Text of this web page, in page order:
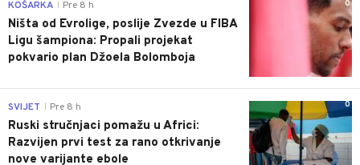
0
KOŠARKA Pre 8 h
Ništa od Evrolige, poslije Zvezde u FIBA
Ligu šampiona: Propali projekat
pokvario plan Džoela Bolomboja
0
SVIJET Pre 8 h
Ruski stručnjaci pomažu u Africi:
Razvijen prvi test za rano otkrivanje
nove varijante ebole